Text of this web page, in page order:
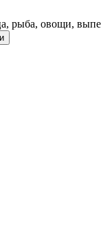
рыба, овощи,